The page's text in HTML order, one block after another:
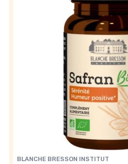
BLANCHE BRESSON INSTITUT